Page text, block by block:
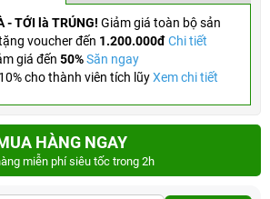
- TỚI là TRÚNG! Giảm giá toàn bộ sản
voucher đến 1.200.000đChi tiết
giá đến 50%Săn ngay
cho thành viên tích lũyXem chi tiết
HÀNG NGAY
miễn phí siêu tốc trong 2h